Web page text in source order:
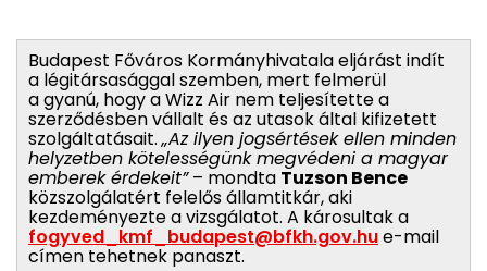
Budapest Főváros Kormányhivatala eljárást indít
a légitársasággal szemben, mert felmerül
a gyanú, hogy a Wizz Air nem teljesítette a
szerződésben vállalt és az utasok által kifizetett
szolgáltatásait.„Az ilyen jogsértések ellen minden
helyzetben kötelességünk megvédeni a magyar
emberek érdekeit”– mondta Tuzson Bence
közszolgálatért felelős államtitkár, aki
kezdeményezte a vizsgálatot. A károsultak a
fogyved_kmf_budapest@bfkh.gov.hue-mail
címen tehetnek panaszt.